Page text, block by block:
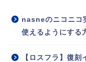
nasneのニコニコ
使えるようにする
【ロスフラ】復